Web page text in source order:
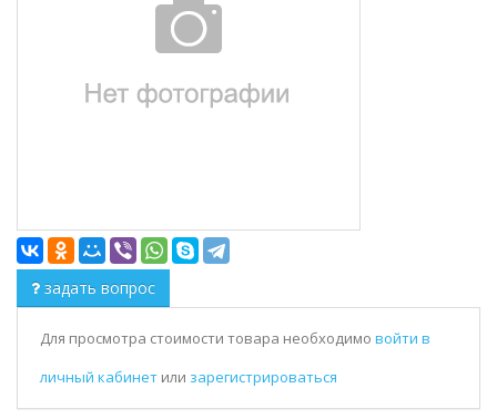
задать вопрос
Для просмотра стоимости товара необходимо войти в
личный кабинет или зарегистрироваться